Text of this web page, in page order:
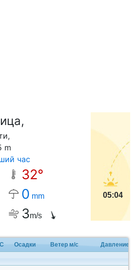
m
час
32°
0 mm
3m/s
05:04
Осадки Ветер м/с Давление